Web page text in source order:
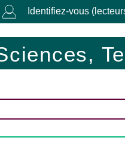
Identifiez-vous